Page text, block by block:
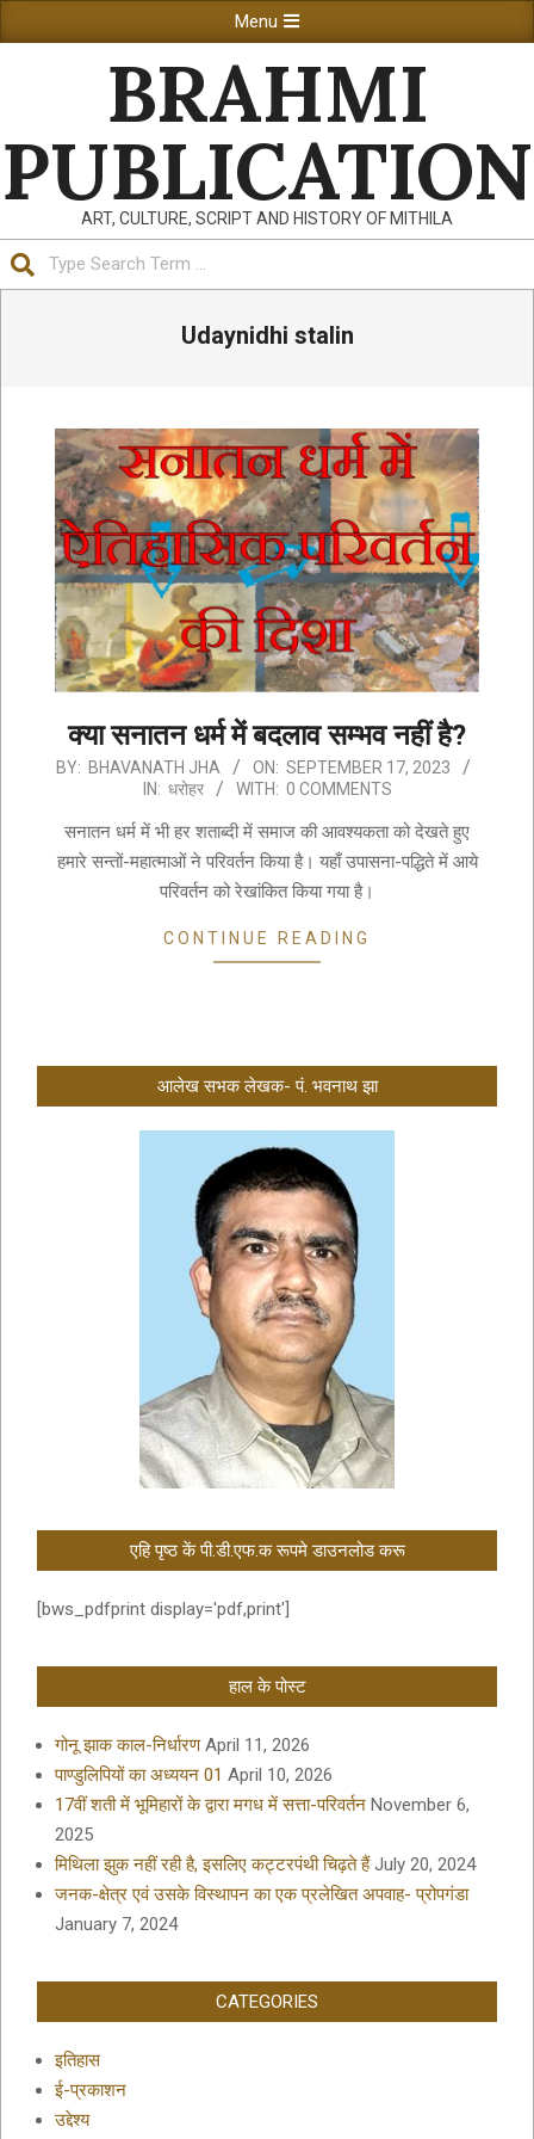
to
Navigation
Menu
BRAHMI
PUBLICATION
ART, CULTURE, SCRIPT AND HISTORY OF MITHILA
Udaynidhi stalin
क्या सनातन धर्म में बदलाव सम्भव नहीं है?
2023-
17
BY: BHAVANATH JHA ON: SEPTEMBER 17, 2023
IN: धरोहर WITH: 0 COMMENTS
सनातन धर्म में भी हर शताब्दी में समाज की आवश्यकता को देखते हुए
हमारे सन्तों-महात्माओं ने परिवर्तन किया है। यहाँ उपासना-पद्धिते में आये
परिवर्तन को रेखांकित किया गया है।
CONTINUE READING
आलेख सभक लेखक- पं. भवनाथ झा
एहि पृष्ठ कें पी.डी.एफ.क रूपमे डाउनलोड करू
[bws_pdfprint display='pdf,print']
हाल के पोस्ट
गोनू झाक काल-निर्धारण April 11, 2026
पाण्डुलिपियों का अध्ययन 01 April 10, 2026
17वीं शती में भूमिहारों के द्वारा मगध में सत्ता-परिवर्तन November 6,
2025
मिथिला झुक नहीं रही है, इसलिए कट्टरपंथी चिढ़ते हैं July 20, 2024
जनक-क्षेत्र एवं उसके विस्थापन का एक प्रलेखित अपवाह- प्रोपगंडा
January 7, 2024
CATEGORIES
इतिहास
ई-प्रकाशन
उद्देश्य